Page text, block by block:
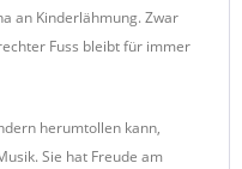
an Kinderlähmung. Zwar
Fuss bleibt für immer
herumtollen kann,
Sie hat Freude am